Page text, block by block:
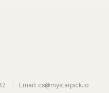
Email: cs@mystarpick.io